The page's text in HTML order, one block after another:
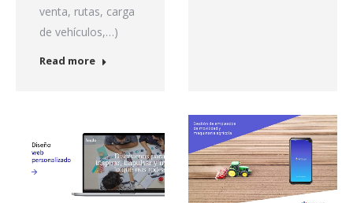
venta, rutas, carga
de vehículos,…)
Read more